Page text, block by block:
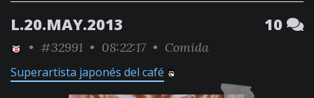
L.20.MAY.2013 10
• #32991 • 08:22:17 • Comida
Superartista japonés del café